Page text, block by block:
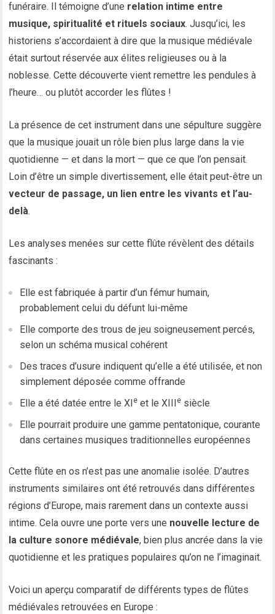
funéraire. Il témoigne d’une relation intime entre
musique, spiritualité et rituels sociaux. Jusqu’ici, les
historiens s’accordaient à dire que la musique médiévale
était surtout réservée aux élites religieuses ou à la
noblesse. Cette découverte vient remettre les pendules à
l’heure… ou plutôt accorder les flûtes !
La présence de cet instrument dans une sépulture suggère
que la musique jouait un rôle bien plus large dans la vie
quotidienne — et dans la mort — que ce que l’on pensait.
Loin d’être un simple divertissement, elle était peut-être un
vecteur de passage, un lien entre les vivants et l’au-
delà.
Les analyses menées sur cette flûte révèlent des détails
fascinants :
Elle est fabriquée à partir d’un fémur humain,
probablement celui du défunt lui-même
Elle comporte des trous de jeu soigneusement percés,
selon un schéma musical cohérent
Des traces d’usure indiquent qu’elle a été utilisée, et non
simplement déposée comme offrande
Elle a été datée entre le XI e et le XIII e siècle
Elle pourrait produire une gamme pentatonique, courante
dans certaines musiques traditionnelles européennes
Cette flûte en os n’est pas une anomalie isolée. D’autres
instruments similaires ont été retrouvés dans différentes
régions d’Europe, mais rarement dans un contexte aussi
intime. Cela ouvre une porte vers une nouvelle lecture de
la culture sonore médiévale, bien plus ancrée dans la vie
quotidienne et les pratiques populaires qu’on ne l’imaginait.
Voici un aperçu comparatif de différents types de flûtes
médiévales retrouvées en Europe :